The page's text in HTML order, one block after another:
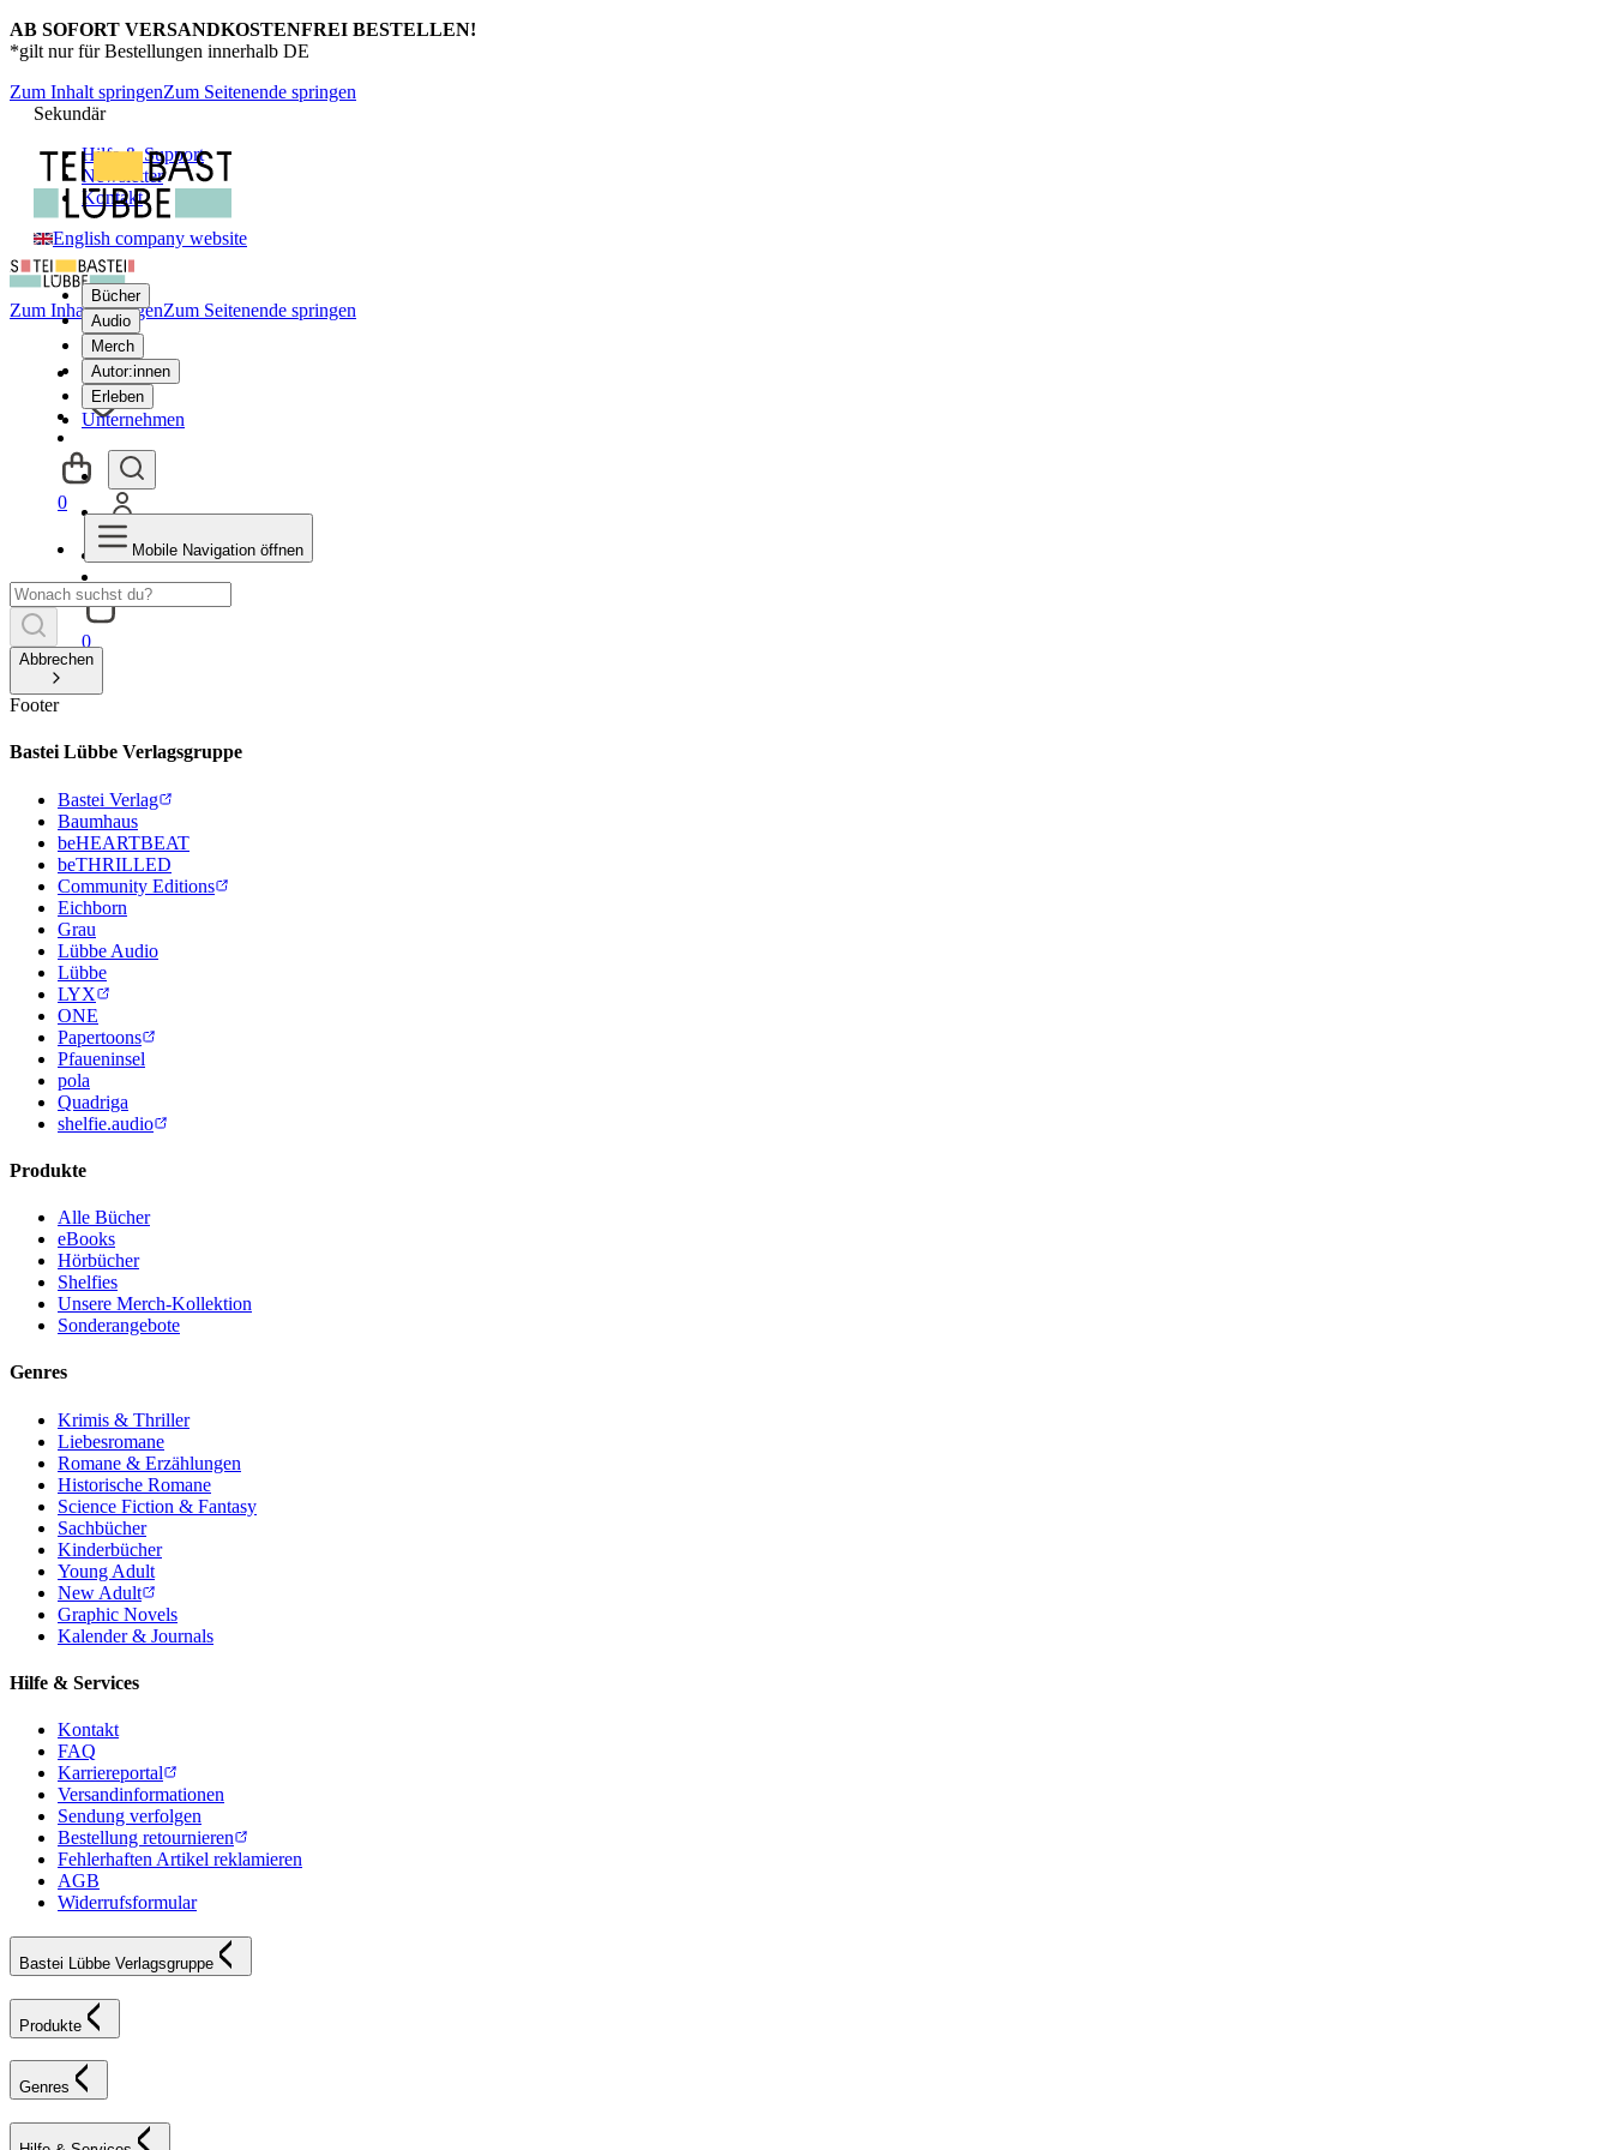
AB SOFORT VERSANDKOSTENFREI BESTELLEN!
*gilt nur für Bestellungen innerhalb DE
Zum Inhalt springenZum Seitenende springen
Sekundär
Hilfe & Support
Newsletter
Kontakt
English company website
Bücher
Audio
Merch
Autor:innen
Erleben
Unternehmen
0
Zum Inhalt springenZum Seitenende springen
0
Mobile Navigation öffnen
Abbrechen
Footer
Bastei Lübbe Verlagsgruppe
Bastei Verlag
Baumhaus
beHEARTBEAT
beTHRILLED
Community Editions
Eichborn
Grau
Lübbe Audio
Lübbe
LYX
ONE
Papertoons
Pfaueninsel
pola
Quadriga
shelfie.audio
Produkte
Alle Bücher
eBooks
Hörbücher
Shelfies
Unsere Merch-Kollektion
Sonderangebote
Genres
Krimis & Thriller
Liebesromane
Romane & Erzählungen
Historische Romane
Science Fiction & Fantasy
Sachbücher
Kinderbücher
Young Adult
New Adult
Graphic Novels
Kalender & Journals
Hilfe & Services
Kontakt
FAQ
Karriereportal
Versandinformationen
Sendung verfolgen
Bestellung retournieren
Fehlerhaften Artikel reklamieren
AGB
Widerrufsformular
Bastei Lübbe Verlagsgruppe
Produkte
Genres